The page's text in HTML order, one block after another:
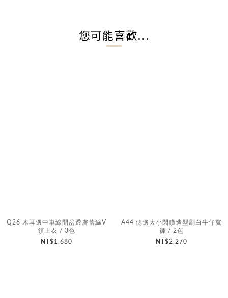
您可能喜歡...
Q26 木耳邊中車線開岔透膚蕾絲V
領上衣 / 3色
NT$1,680
A44 側邊大小閃鑽造型刷白牛仔寬
褲 / 2色
NT$2,270